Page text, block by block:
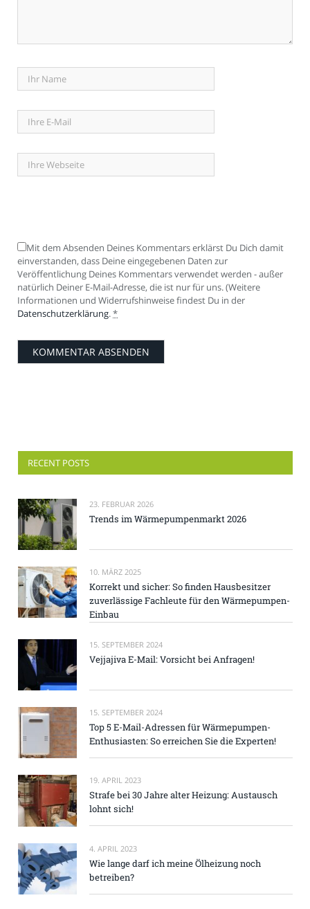
Mit dem Absenden Deines Kommentars erklärst Du Dich damit
einverstanden, dass Deine eingegebenen Daten zur
Veröffentlichung Deines Kommentars verwendet werden - außer
natürlich Deiner E-Mail-Adresse, die ist nur für uns. (Weitere
Informationen und Widerrufshinweise findest Du in der
Datenschutzerklärung. *
RECENT POSTS
23. FEBRUAR 2026
Trends im Wärmepumpenmarkt 2026
10. MÄRZ 2025
Korrekt und sicher: So finden Hausbesitzer
zuverlässige Fachleute für den Wärmepumpen-
Einbau
15. SEPTEMBER 2024
Vejjajiva E-Mail: Vorsicht bei Anfragen!
15. SEPTEMBER 2024
Top 5 E-Mail-Adressen für Wärmepumpen-
Enthusiasten: So erreichen Sie die Experten!
19. APRIL 2023
Strafe bei 30 Jahre alter Heizung: Austausch
lohnt sich!
4. APRIL 2023
Wie lange darf ich meine Ölheizung noch
betreiben?